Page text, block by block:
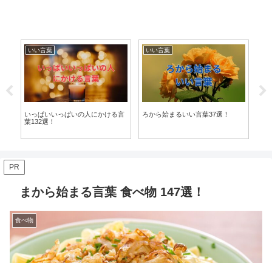
いい言葉
いっぱいいっぱいの人にかける言
葉132選！
いい言葉
ろから始まるいい言葉37選！
PR
まから始まる言葉 食べ物 147選！
食べ物